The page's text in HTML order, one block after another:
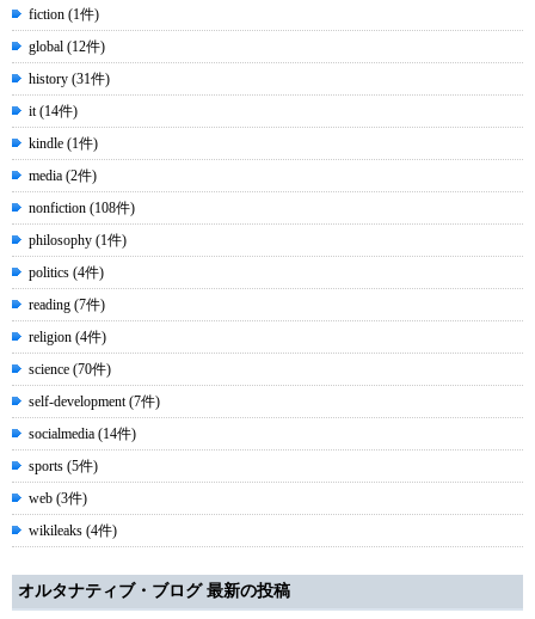
fiction (1件)
global (12件)
history (31件)
it (14件)
kindle (1件)
media (2件)
nonfiction (108件)
philosophy (1件)
politics (4件)
reading (7件)
religion (4件)
science (70件)
self-development (7件)
socialmedia (14件)
sports (5件)
web (3件)
wikileaks (4件)
オルタナティブ・ブログ 最新の投稿